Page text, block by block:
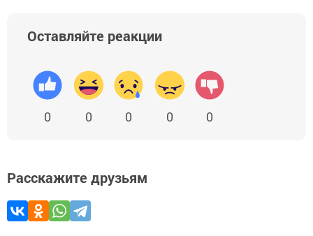
Оставляйте реакции
0 0 0 0 0
Расскажите друзьям